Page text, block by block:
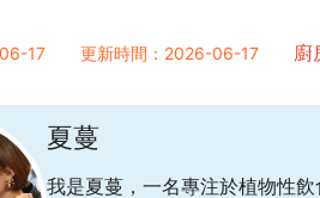
17 更新時間：2026-06-17 廚
夏蔓
我是夏蔓，一名專注於植物性